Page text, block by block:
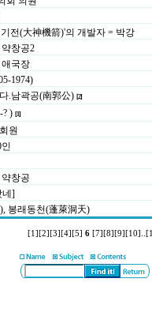
전(大神機箭)'의 개발자 = 박강
창공2
국장
1974)
.남곽공(南郭公) [2]
) [1]
원
창공
네]
봉래동천(蓬萊洞天)
[1] [2] [3] [4] [5] 6 [7] [8] [9] [10]